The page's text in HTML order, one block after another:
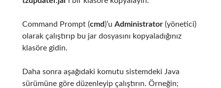
Command Prompt (cmd)’u Administrator(yönetici)
olarak çalıştırıp bu jar dosyasını kopyaladığınız
klasöre gidin.
Daha sonra aşağıdaki komutu sistemdeki Java
sürümüne göre düzenleyip çalıştırın. Örneğin;